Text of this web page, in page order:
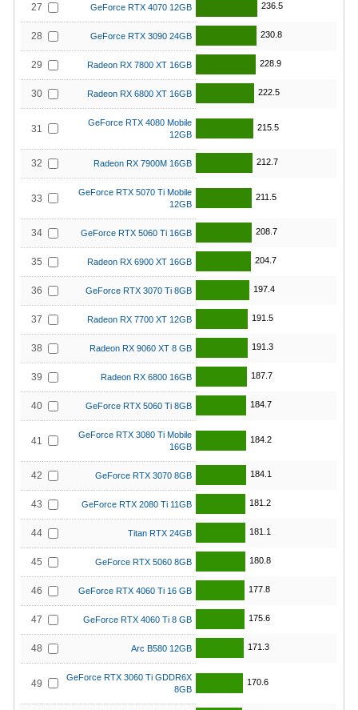
27 GeForce RTX 4070 12GB 236.5
28 GeForce RTX 3090 24GB 230.8
29 Radeon RX 7800 XT 16GB 228.9
30 Radeon RX 6800 XT 16GB 222.5
31
GeForce RTX 4080 Mobile
12GB
215.5
32 Radeon RX 7900M 16GB 212.7
33
GeForce RTX 5070 Ti Mobile
12GB
211.5
34 GeForce RTX 5060 Ti 16GB 208.7
35 Radeon RX 6900 XT 16GB 204.7
36 GeForce RTX 3070 Ti 8GB 197.4
37 Radeon RX 7700 XT 12GB 191.5
38 Radeon RX 9060 XT 8 GB 191.3
39 Radeon RX 6800 16GB 187.7
40 GeForce RTX 5060 Ti 8GB 184.7
41
GeForce RTX 3080 Ti Mobile
16GB
184.2
42 GeForce RTX 3070 8GB 184.1
43 GeForce RTX 2080 Ti 11GB 181.2
44 Titan RTX 24GB 181.1
45 GeForce RTX 5060 8GB 180.8
46 GeForce RTX 4060 Ti 16 GB 177.8
47 GeForce RTX 4060 Ti 8 GB 175.6
48 Arc B580 12GB 171.3
49
GeForce RTX 3060 Ti GDDR6X
8GB
170.6